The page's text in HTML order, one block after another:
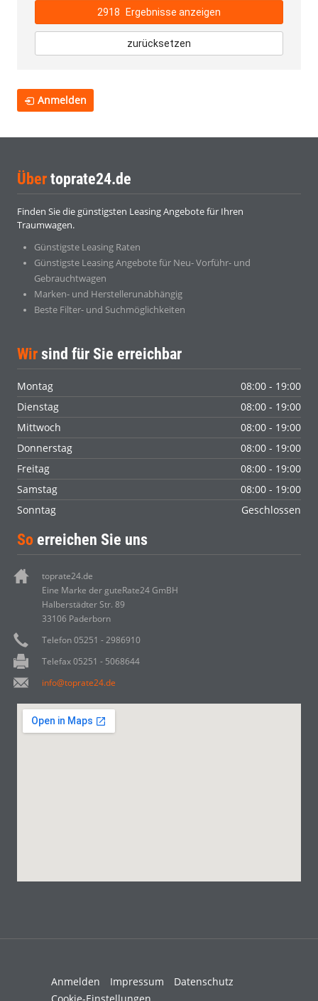
2918 Ergebnisse anzeigen
zurücksetzen
Anmelden
Über toprate24.de
Finden Sie die günstigsten Leasing Angebote für Ihren
Traumwagen.
Günstigste Leasing Raten
Günstigste Leasing Angebote für Neu- Vorführ- und
Gebrauchtwagen
Marken- und Herstellerunabhängig
Beste Filter- und Suchmöglichkeiten
Wir sind für Sie erreichbar
Montag
08:00 - 19:00
Dienstag
08:00 - 19:00
Mittwoch
08:00 - 19:00
Donnerstag
08:00 - 19:00
Freitag
08:00 - 19:00
Samstag
08:00 - 19:00
Sonntag
Geschlossen
So erreichen Sie uns
toprate24.de
Eine Marke der guteRate24 GmBH
Halberstädter Str. 89
33106 Paderborn
Telefon 05251 - 2986910
Telefax 05251 - 5068644
info@toprate24.de
Anmelden Impressum
Datenschutz